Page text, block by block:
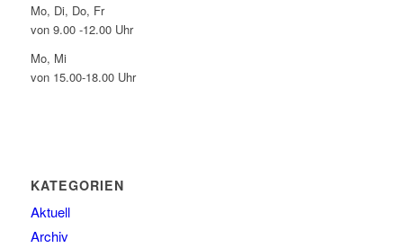
Mo, Di, Do, Fr
von 9.00 -12.00 Uhr
Mo, Mi
von 15.00-18.00 Uhr
KATEGORIEN
Aktuell
Archiv